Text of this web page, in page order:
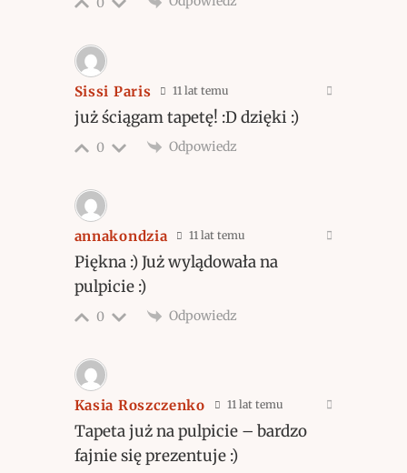
Sissi Paris 11 lat temu
już ściągam tapetę! :D dzięki :)
0 Odpowiedz
annakondzia 11 lat temu
Piękna :) Już wylądowała na
pulpicie :)
0 Odpowiedz
Kasia Roszczenko 11 lat temu
Tapeta już na pulpicie – bardzo
fajnie się prezentuje :)